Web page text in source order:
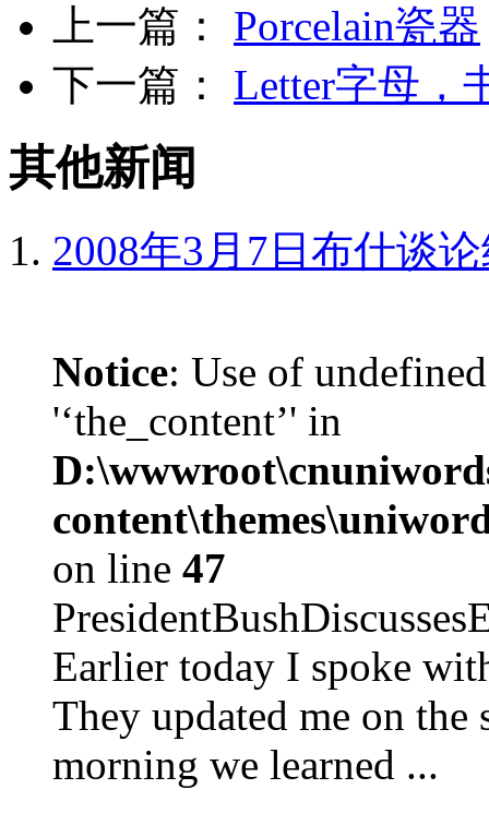
上一篇： Porcelain瓷器
下一篇： Letter字母，
其他新闻
2008年3月7日布什谈
Notice: Use of
'‘the_content’' in
on line 47
Earlier today I spoke
They updated me on the
morning we learned ...